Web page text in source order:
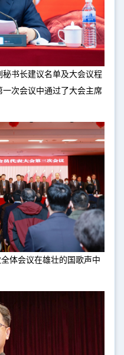
书长建议名单及大会议程
一次会议中通过了大会主席
体会议在雄壮的国歌声中